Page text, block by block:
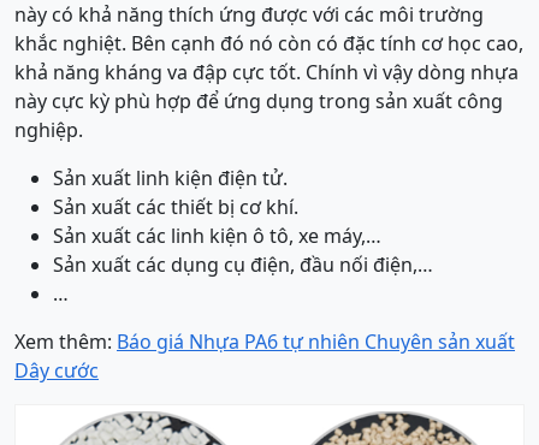
này có khả năng thích ứng được với các môi trường
khắc nghiệt. Bên cạnh đó nó còn có đặc tính cơ học cao,
khả năng kháng va đập cực tốt. Chính vì vậy dòng nhựa
này cực kỳ phù hợp để ứng dụng trong sản xuất công
nghiệp.
Sản xuất linh kiện điện tử.
Sản xuất các thiết bị cơ khí.
Sản xuất các linh kiện ô tô, xe máy,…
Sản xuất các dụng cụ điện, đầu nối điện,…
…
Xem thêm: Báo giá Nhựa PA6 tự nhiên Chuyên sản xuất
Dây cước